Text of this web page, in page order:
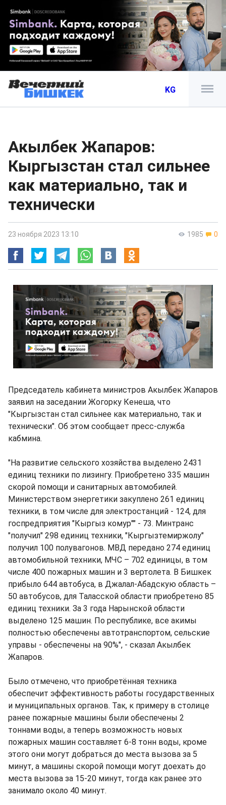
KG
Акылбек Жапаров:
Кыргызстан стал сильнее
как материально, так и
технически
1985 0
23 ноября 2023 13:10
Председатель кабинета министров Акылбек Жапаров
заявил на заседании Жогорку Кенеша, что
"Кыргызстан стал сильнее как материально, так и
технически". Об этом сообщает пресс-служба
кабмина.
"На развитие сельского хозяйства выделено 2431
единиц техники по лизингу. Приобретено 335 машин
скорой помощи и санитарных автомобилей.
Министерством энергетики закуплено 261 единиц
техники, в том числе для электростанций - 124, для
госпредприятия "Кыргыз комур"" - 73. Минтранс
"получил" 298 единиц техники, "Кыргызтемиржолу"
получил 100 полувагонов. МВД передано 274 единиц
автомобильной техники, МЧС – 702 единицы, в том
числе 400 пожарных машин и 3 вертолета. В Бишкек
прибыло 644 автобуса, в Джалал-Абадскую область –
50 автобусов, для Таласской области приобретено 85
единиц техники. За 3 года Нарынской области
выделено 125 машин. По республике, все акимы
полностью обеспечены автотранспортом, сельские
управы - обеспечены на 90%", - сказал Акылбек
Жапаров.
Было отмечено, что приобретённая техника
обеспечит эффективность работы государственных
и муниципальных органов. Так, к примеру в столице
ранее пожарные машины были обеспечены 2
тоннами воды, а теперь возможность новых
пожарных машин составляет 6-8 тонн воды, кроме
этого они могут добраться до места вызова за 5
минут, а машины скорой помощи могут доехать до
места вызова за 15-20 минут, тогда как ранее это
занимало около 40 минут.